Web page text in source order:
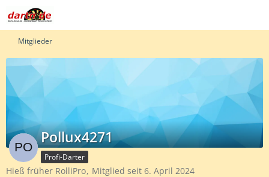
Mitglieder
Pollux4271
Profi-Darter
Hieß früher RolliPro Mitglied seit 6. April 2024